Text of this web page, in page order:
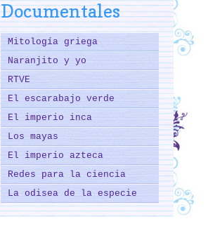
Documentales
Mitología griega
Naranjito y yo
RTVE
El escarabajo verde
El imperio inca
Los mayas
El imperio azteca
Redes para la ciencia
La odisea de la especie